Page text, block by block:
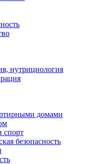
нутрициология
домами
спорт
безопасность